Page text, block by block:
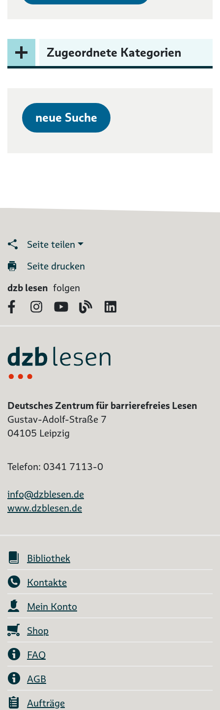
Zugeordnete Kategorien
neue Suche
Seite teilen
Seite drucken
dzb lesen folgen
FacebookInstagram
YouTubeBlog
Deutsches Zentrum für barrierefreies Lesen
Gustav-Adolf-Straße 7
04105 Leipzig
Telefon: 0341 7113-0
info@dzblesen.de
www.dzblesen.de
Bibliothek
Kontakte
Mein Konto
Shop
FAQ
AGB
Aufträge